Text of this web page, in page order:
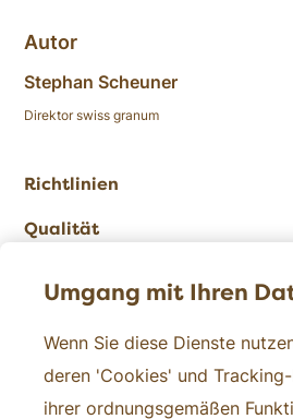
Autor
Stephan Scheuner
Direktor swiss granum
Richtlinien
Qualität
Kontakt
Umgang mit Ihren
Wenn Sie diese Dienste
deren 'Cookies' und
ihrer ordnungsgemäßen